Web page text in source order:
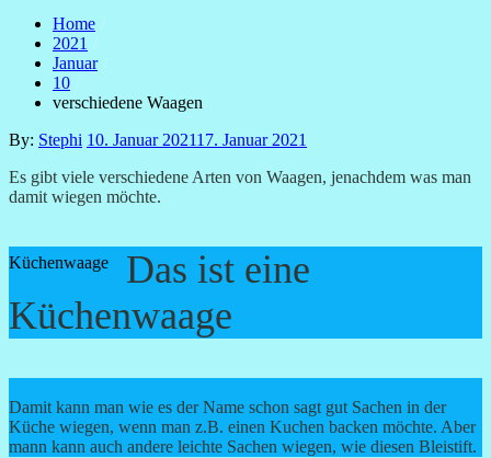
Home
2021
Januar
10
verschiedene Waagen
By: Stephi Posted
10. Januar 202117. Januar 2021
Es gibt viele verschiedene Arten von Waagen, jenachdem was man
damit wiegen möchte.
Küchenwaage
Das ist eine
Küchenwaage
Damit kann man wie es der Name schon sagt gut Sachen in der
Küche wiegen, wenn man z.B. einen Kuchen backen möchte. Aber
mann kann auch andere leichte Sachen wiegen, wie diesen Bleistift.